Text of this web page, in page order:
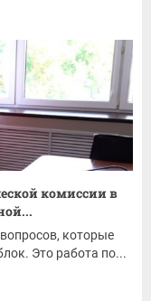
комиссии в
которые
Это работа по...